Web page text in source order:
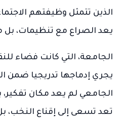
الذين تتمثل وظيفتهم
يعد الصراع مع تنظيمات،
الجامعة، التي كانت فضاء
يجري إدماجها تدريجيا ضمن
الجامعي لم يعد مكان تفكير،
تعد تسعى إلى إقناع النخب،